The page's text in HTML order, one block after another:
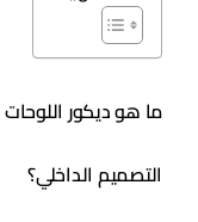
ما هو ديكور اللوحات
التصميم الداخلي؟